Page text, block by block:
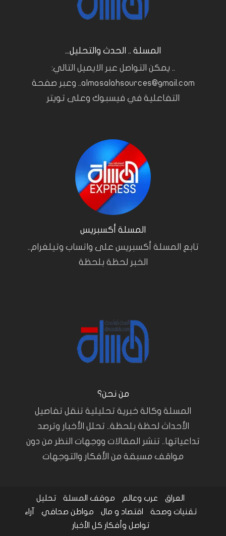
المسلة .. الحدث والتحليل...
.. يمكن التواصل عبر الايميل التالي:
almasalahsources@gmail.com.. وعبر صفحة
التفاعلية في فيسبوك وعلى تويتر
المسلة أكسبريس
تابع المسلة أكسبريس على واتساب وتيلغرام..
الخبر لحظة بلحظة
من نحن؟
المسلة وكالة خبرية تحليلية تنقل تفاصيل
الأحداث لحظة بلحظة.. تحلل الأخبار وترصد
تداعياتها.. تنشر المقالات ووجهات النظر من دون
مواقف مسبقة من الأفكار والتوجهات
العراق عرب وعالم موقف المسلة
تحليل
تقنيات وصحة
اقتصاد و مال مواطن صحافي
آراء
تواصل وأفكار كل الأخبار